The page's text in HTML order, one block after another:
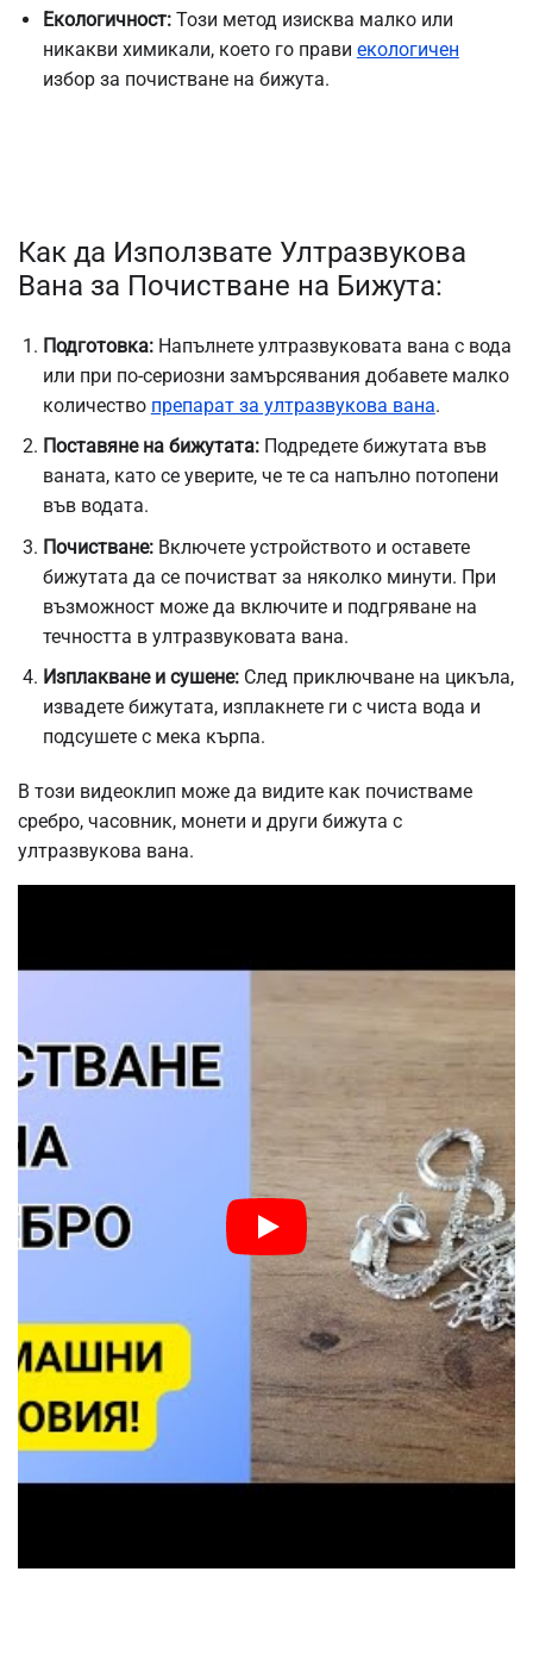
Екологичност:Този метод изисква малко или
никакви химикали, което го прави екологичен
избор за почистване на бижута.
Как да Използвате Ултразвукова
Вана за Почистване на Бижута:
Подготовка:Напълнете ултразвуковата вана с вода
или при по-сериозни замърсявания добавете малко
количество препарат за ултразвукова вана.
Поставяне на бижутата:Подредете бижутата във
ваната, като се уверите, че те са напълно потопени
във водата.
Почистване:Включете устройството и оставете
бижутата да се почистват за няколко минути. При
възможност може да включите и подгряване на
течността в ултразвуковата вана.
Изплакване и сушене:След приключване на цикъла,
извадете бижутата, изплакнете ги с чиста вода и
подсушете с мека кърпа.
В този видеоклип може да видите как почистваме
сребро, часовник, монети и други бижута с
ултразвукова вана.